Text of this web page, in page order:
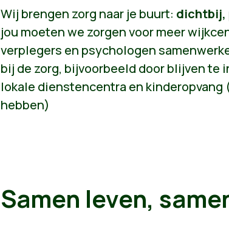
Wij brengen zorg naar je buurt: dichtbij,
jou moeten we zorgen voor meer
verplegers en psychologen
bij de zorg, bijvoorbeeld door blijven te
lokale dienstencentra en kinderopvang
hebben)
Samen leven,